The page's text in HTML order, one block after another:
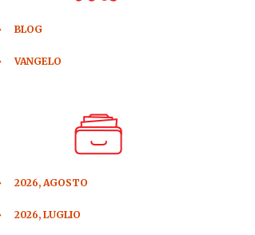
BLOG
VANGELO
2026, AGOSTO
2026, LUGLIO